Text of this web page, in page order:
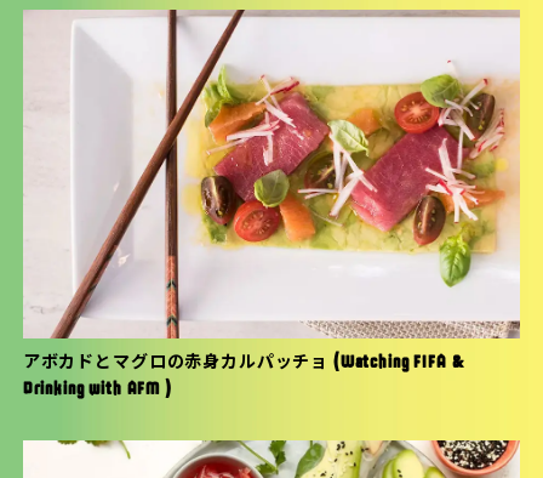
アボカドとマグロの赤身カルパッチョ (Watching FIFA &
Drinking with AFM )